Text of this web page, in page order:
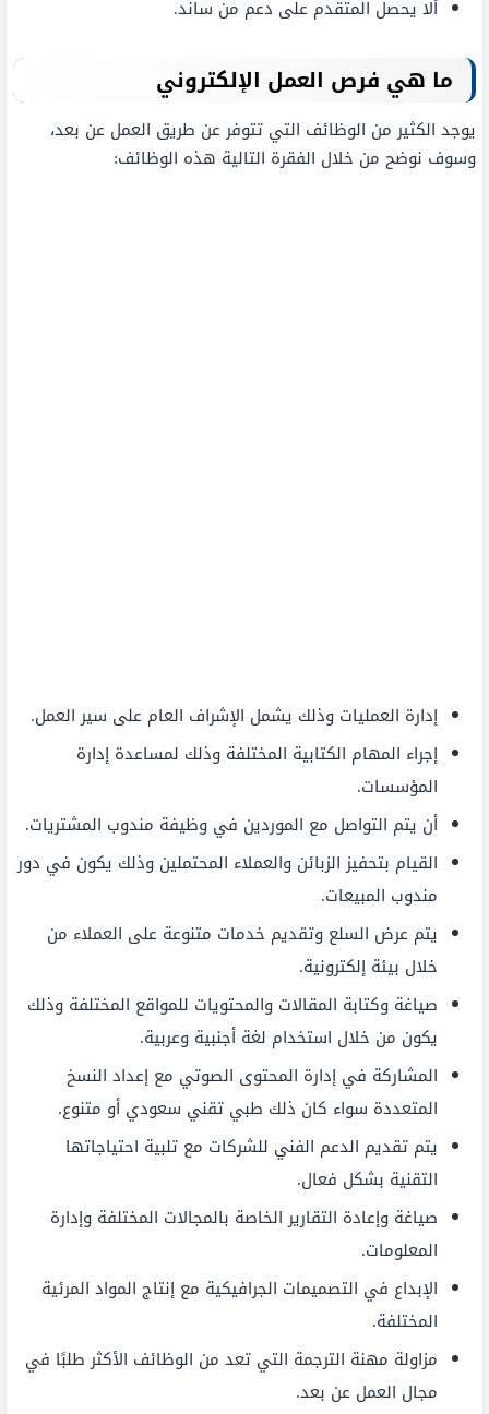
ألا يحصل المتقدم على دعم من ساند.
ما هي فرص العمل الإلكتروني
يوجد الكثير من الوظائف التي تتوفر عن طريق العمل عن بعد،
وسوف نوضح من خلال الفقرة التالية هذه الوظائف:
إدارة العمليات وذلك يشمل الإشراف العام على سير العمل.
إجراء المهام الكتابية المختلفة وذلك لمساعدة إدارة
المؤسسات.
أن يتم التواصل مع الموردين في وظيفة مندوب المشتريات.
القيام بتحفيز الزبائن والعملاء المحتملين وذلك يكون في دور
مندوب المبيعات.
يتم عرض السلع وتقديم خدمات متنوعة على العملاء من
خلال بيئة إلكترونية.
صياغة وكتابة المقالات والمحتويات للمواقع المختلفة وذلك
يكون من خلال استخدام لغة أجنبية وعربية.
المشاركة في إدارة المحتوى الصوتي مع إعداد النسخ
المتعددة سواء كان ذلك طبي تقني سعودي أو متنوع.
يتم تقديم الدعم الفني للشركات مع تلبية احتياجاتها
التقنية بشكل فعال.
صياغة وإعادة التقارير الخاصة بالمجالات المختلفة وإدارة
المعلومات.
الإبداع في التصميمات الجرافيكية مع إنتاج المواد المرئية
المختلفة.
مزاولة مهنة الترجمة التي تعد من الوظائف الأكثر طلبًا في
مجال العمل عن بعد.